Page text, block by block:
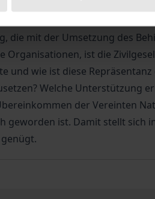
Blickwinkel eine Vielzahl von
die mit der Umsetzung des
ist die
wie ist diese
Welche Unterstützung
der Vereinten
geworden ist. Damit stellt sich